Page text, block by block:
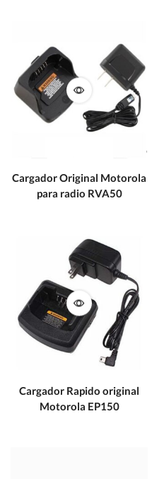
Cargador Original Motorola
para radio RVA50
Cargador Rapido original
Motorola EP150